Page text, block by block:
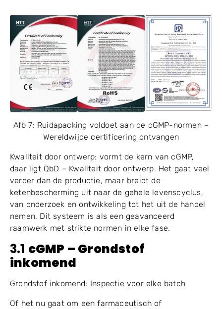
Afb 7: Ruidapacking voldoet aan de cGMP-normen –
Wereldwijde certificering ontvangen
Kwaliteit door ontwerp: vormt de kern van cGMP,
daar ligt QbD – Kwaliteit door ontwerp. Het gaat veel
verder dan de productie, maar breidt de
ketenbescherming uit naar de gehele levenscyclus,
van onderzoek en ontwikkeling tot het uit de handel
nemen. Dit systeem is als een geavanceerd
raamwerk met strikte normen in elke fase.
3.1 cGMP – Grondstof
inkomend
Grondstof inkomend: Inspectie voor elke batch
Of het nu gaat om een ​​farmaceutisch of